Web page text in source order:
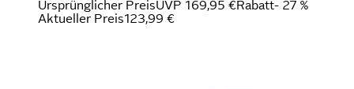
Ursprünglicher PreisUVP 169,95 €Rabatt- 27 %
Aktueller Preis123,99 €